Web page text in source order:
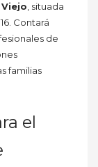
, situada
Contará
de
familias
el